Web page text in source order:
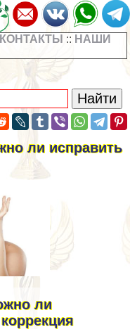
КОНТАКТЫ :: НАШИ
ли исправить
ли